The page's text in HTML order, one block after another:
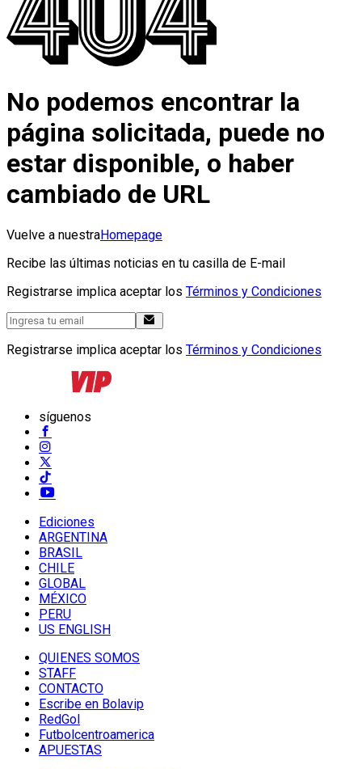
No podemos encontrar la
página solicitada, puede no
estar disponible, o haber
cambiado de URL
Vuelve a nuestraHomepage
Recibe las últimas noticias en tu casilla de E-mail
Registrarse implica aceptar los Términos y Condiciones
Registrarse implica aceptar los Términos y Condiciones
síguenos
Ediciones
ARGENTINA
BRASIL
CHILE
GLOBAL
MÉXICO
PERU
US ENGLISH
QUIENES SOMOS
STAFF
CONTACTO
Escribe en Bolavip
RedGol
Futbolcentroamerica
APUESTAS